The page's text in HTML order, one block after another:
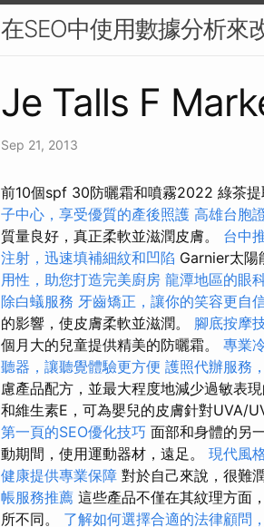
在SEO中使用數據分析來
Je Talls F
Sep 21, 2013
前10個spf 30防曬霜和噴霧2022 綠茶提
子中心，享受優質的產後照護 高雄台胞
質量良好，真正柔軟並滋潤皮膚。 台中
注射，迅速填補細紋和凹陷 Garnier太陽
用性，助您打造完美廚房 龍潭地區的眼
除白蟻服務 牙齒矯正，讓你的笑容更自
的影響，使皮膚柔軟並滋潤。 腳底按摩
個月大的兒童提供精美的防曬霜。 專業
聽器，讓聽覺體驗更方便 護照代辦服務
慮產品配方，並最大程度地減少過敏表現
和維生素E，可為嬰兒的皮膚針對UVA/
第一頁的SEO優化技巧 面部和身體的另
動期間，使用運動器材，遠足。 現代風
健康提供專業保障 對於自己來說，很難
帳服務推薦 這些產品不僅在其紋理方面
所不同。 了解如何選擇合適的法律顧問